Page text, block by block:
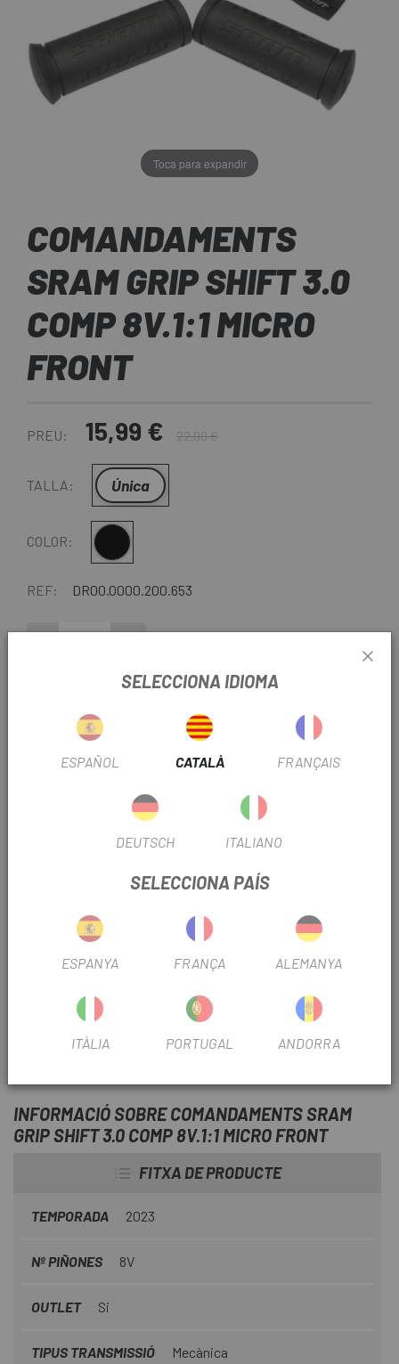
Toca para expandir
COMANDAMENTS
SRAM GRIP SHIFT 3.0
COMP 8V.1:1 MICRO
FRONT
PREU: 15,99 € 22,00 €
TALLA: Única
COLOR: Negre
REF: DR00.0000.200.653
- +
AFEGEIX A LA CISTELLA
ENTREGA EN 48 HORES
Excepte darreres unitats o productes en liquidació.
mètode d'enviament.
.
Com elsComandaments Sram Grip Shift 3.0 Comp
INFORMACIÓ SOBRE COMANDAMENTS SRAM
GRIP SHIFT 3.0 COMP 8V.1:1 MICRO FRONT
FITXA DE PRODUCTE
TEMPORADA 2023
Nº PIÑONES 8V
OUTLET Si
TIPUS TRANSMISSIÓ Mecànica
SELECCIONA IDIOMA
ESPAÑOL CATALÀ FRANÇAIS
DEUTSCH ITALIANO
SELECCIONA PAÍS
ESPANYA FRANÇA ALEMANYA
ITÀLIA PORTUGAL ANDORRA